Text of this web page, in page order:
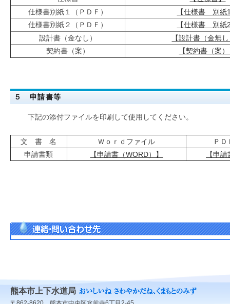
仕様書別紙１（ＰＤＦ）
【仕様書 別紙
仕様書別紙２（ＰＤＦ）
【仕様書 別紙
設計書（金なし）
【設計書（金無
契約書（案）
【契約書（案
５ 申請書等
下記の添付ファイルを印刷して使用してください。
文 書 名 Ｗｏｒｄファイル
Ｐ
申請書類
【申請書（WORD）】 【申
熊本市上下水道局